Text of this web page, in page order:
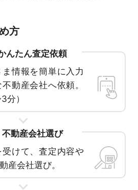
方
んたん査定依頼
情報を簡単に入力
動産会社へ依頼。
分）
不動産会社選び
けて、査定内容や
産会社選び。